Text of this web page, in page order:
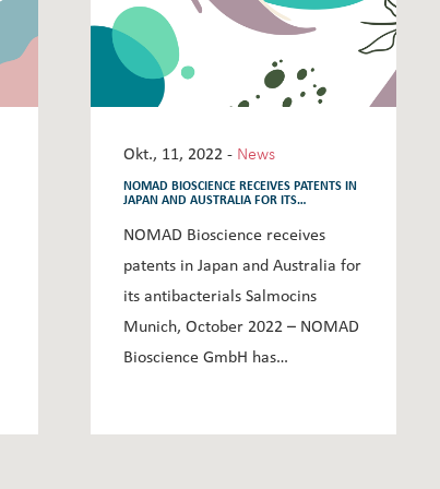
Okt., 11, 2022 - News
NOMAD BIOSCIENCE RECEIVES PATENTS IN
JAPAN AND AUSTRALIA FOR ITS
NOMAD Bioscience receives
patents in Japan and Australia for
its antibacterials Salmocins
Munich, October 2022 – NOMAD
Bioscience GmbH has…